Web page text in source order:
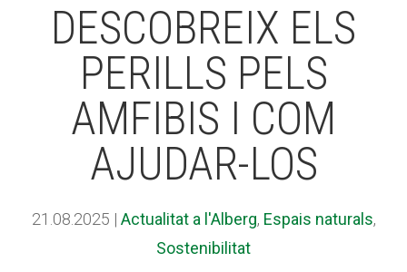
DESCOBREIX ELS
PERILLS PELS
AMFIBIS I COM
AJUDAR-LOS
21.08.2025 | Actualitat a l'Alberg, Espais naturals,
Sostenibilitat
ACCIÓ SOCIAL I JOVES
ESPLAIS
SUPORT TERCER SECTOR
ACCIÓ SOCIAL I JOVES
ESPLAIS
SUPORT TERCER SECTOR